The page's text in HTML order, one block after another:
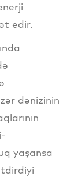
edir.
dənizinin
yaşansa